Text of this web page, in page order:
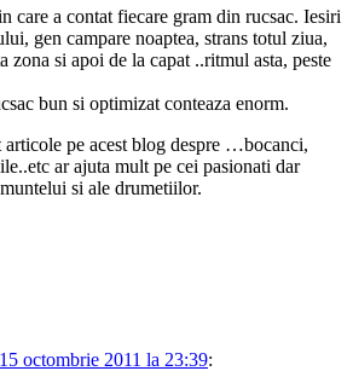
care a contat fiecare gram din rucsac. Iesiri
gen campare noaptea, strans totul ziua,
zona si apoi de la capat ..ritmul asta, peste
bun si optimizat conteaza enorm.
articole pe acest blog despre …bocanci,
ar ajuta mult pe cei pasionati dar
si ale drumetiilor.
15 octombrie 2011 la 23:39: